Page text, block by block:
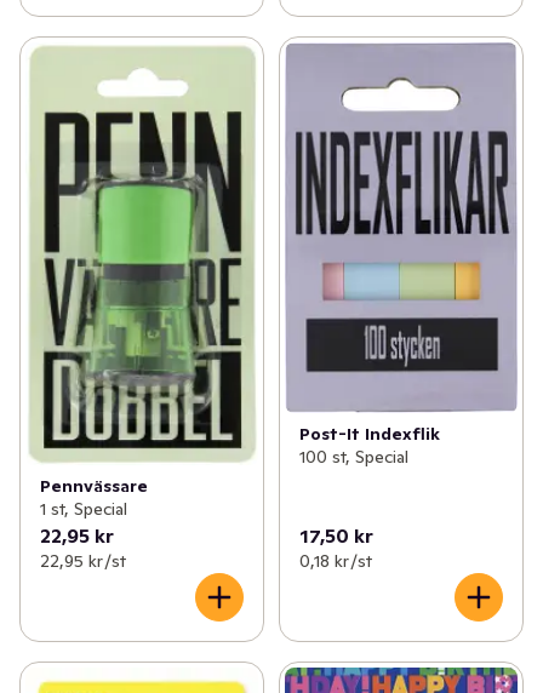
Pennvässare
1 st, Special
22,95 kr
22,95 kr /st
Post-It Indexflik
100 st, Special
17,50 kr
0,18 kr /st